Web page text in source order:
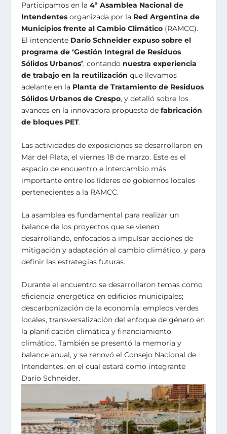
Participamos en la4ª Asamblea Nacional de
Intendentes organizada por la Red Argentina de
Municipios frente al Cambio Climático (RAMCC).
El intendente Darío Schneider expuso sobre el
programa de ‘Gestión Integral de Residuos
Sólidos Urbanos’, contando nuestra experiencia
de trabajo en la reutilización que llevamos
adelante en la Planta de Tratamiento de Residuos
Sólidos Urbanos de Crespo, y detalló sobre los
avances en la innovadora propuesta defabricación
de bloques PET.
Las actividades de exposiciones se desarrollaron en
Mar del Plata, el viernes 18 de marzo. Este es el
espacio de encuentro e intercambio más
importante entre los líderes de gobiernos locales
pertenecientes a la RAMCC.
La asamblea es fundamental para realizar un
balance de los proyectos que se vienen
desarrollando, enfocados a impulsar acciones de
mitigación y adaptación al cambio climático, y para
definir las estrategias futuras.
Durante el encuentro se desarrollaron temas como
eficiencia energética en edificios municipales;
descarbonización de la economía: empleos verdes
locales, transversalización del enfoque de género en
la planificación climática y financiamiento
climático. También se presentó la memoria y
balance anual, y se renovó el Consejo Nacional de
Intendentes, en el cual estará como integrante
Darío Schneider.